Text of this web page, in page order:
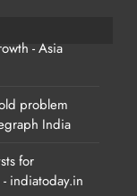
- Asia
problem
India
for
indiatoday.in